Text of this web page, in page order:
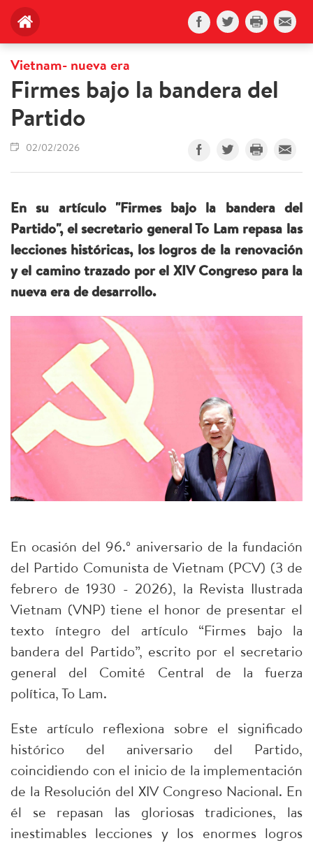
Vietnam- nueva era
Firmes bajo la bandera del
Partido
02/02/2026
En su artículo "Firmes bajo la bandera del
Partido", el secretario general To Lam repasa las
lecciones históricas, los logros de la renovación
y el camino trazado por el XIV Congreso para la
nueva era de desarrollo.
En ocasión del 96.º aniversario de la fundación
del Partido Comunista de Vietnam (PCV) (3 de
febrero de 1930 - 2026), la Revista Ilustrada
Vietnam (VNP) tiene el honor de presentar el
texto íntegro del artículo “Firmes bajo la
bandera del Partido”, escrito por el secretario
general del Comité Central de la fuerza
política, To Lam.
Este artículo reflexiona sobre el significado
histórico del aniversario del Partido,
coincidiendo con el inicio de la implementación
de la Resolución del XIV Congreso Nacional. En
él se repasan las gloriosas tradiciones, las
inestimables lecciones y los enormes logros